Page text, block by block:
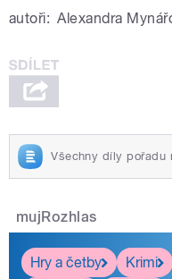
autoři: Alexandra
Všechny díly pořadu
mujRozhlas
Hry a četby
Krimi